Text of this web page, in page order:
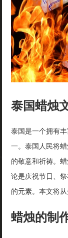
泰国蜡烛
泰国是一个拥有
一。泰国人民将
的敬意和祈祷。
论是庆祝节日、
的元素。本文将
蜡烛的制